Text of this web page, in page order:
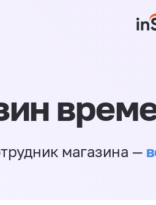
магазина —